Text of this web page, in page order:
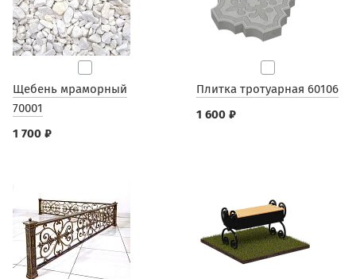
Щебень мраморный
70001
1 700 ₽
Плитка тротуарная 60106
1 600 ₽